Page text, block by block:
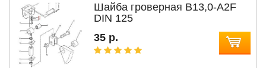
Шайба гроверная В13,0-A2F
DIN 125
35 р.